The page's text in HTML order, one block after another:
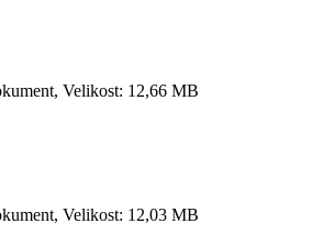
Velikost: 12,66 MB
Velikost: 12,03 MB